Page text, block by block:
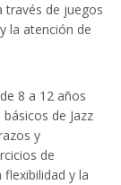
través de juegos
la atención de
8 a 12 años
de Jazz
y
de
y la